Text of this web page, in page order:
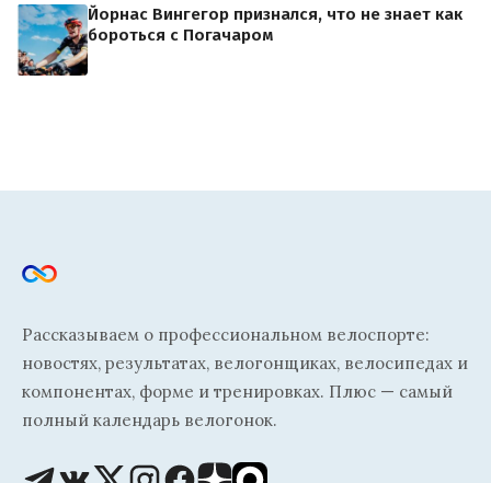
Йорнас Вингегор признался, что не знает как
бороться с Погачаром
Рассказываем о профессиональном велоспорте:
новостях, результатах, велогонщиках, велосипедах и
компонентах, форме и тренировках. Плюс — самый
полный календарь велогонок.